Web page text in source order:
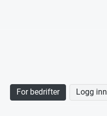
For bedrifter Logg inn